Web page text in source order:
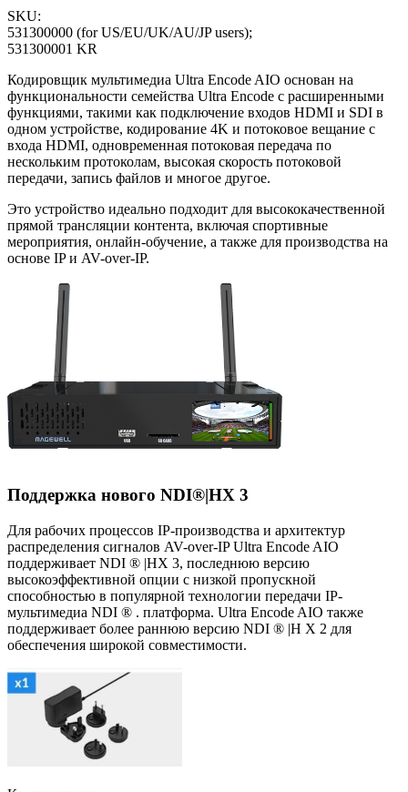
SKU:
531300000 (for US/EU/UK/AU/JP users);
531300001 KR
Кодировщик мультимедиа Ultra Encode AIO основан на
функциональности семейства Ultra Encode с расширенными
функциями, такими как подключение входов HDMI и SDI в
одном устройстве, кодирование 4K и потоковое вещание с
входа HDMI, одновременная потоковая передача по
нескольким протоколам, высокая скорость потоковой
передачи, запись файлов и многое другое.
Это устройство идеально подходит для высококачественной
прямой трансляции контента, включая спортивные
мероприятия, онлайн-обучение, а также для производства на
основе IP и AV-over-IP.
Поддержка нового NDI®|HX 3
Для рабочих процессов IP-производства и архитектур
распределения сигналов AV-over-IP Ultra Encode AIO
поддерживает NDI ® |HX 3, последнюю версию
высокоэффективной опции с низкой пропускной
способностью в популярной технологии передачи IP-
мультимедиа NDI ® . платформа. Ultra Encode AIO также
поддерживает более раннюю версию NDI ® |H X 2 для
обеспечения широкой совместимости.